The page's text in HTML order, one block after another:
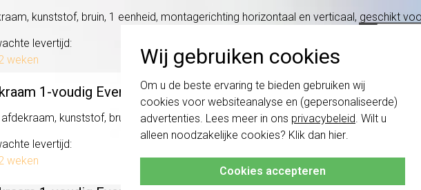
Wij gebruiken cookies
Om u de beste ervaring te bieden gebruiken wij
cookies voor websiteanalyse en (gepersonaliseerde)
advertenties. Lees meer in ons privacybeleid. Wilt u
alleen noodzakelijke cookies? Klik dan hier.
Cookies accepteren
kunststof, bruin, 1 eenheid, montagerichting horizontaal en verticaal, geschikt
levertijd:
weken
0 stuk(s)
1-voudig Event Clear bruin glans/antraciet mat (0211768)
afdekraam, kunststof, bruin, 1 eenheid, montagerichting horizontaal en verticaal,
levertijd:
weken
0 stuk(s)
te
vóór
Klik
altijd